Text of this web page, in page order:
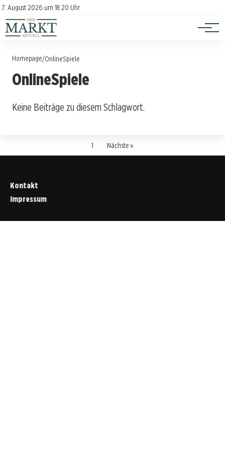
7. August 2026 um 18:20 Uhr
Kontakt
Impressum
Investition
Verbraucherschutz
Homepage/OnlineSpiele
OnlineSpiele
Keine Beiträge zu diesem Schlagwort.
1 Nächste »
Kontakt
Impressum